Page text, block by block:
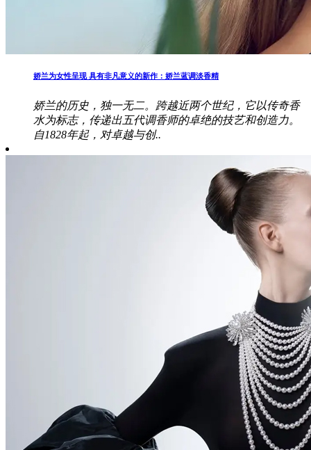
娇兰为女性呈现 具有非凡意义的新作：娇兰蓝调淡香精
娇兰的历史，独一无二。跨越近两个世纪，它以传奇香
水为标志，传递出五代调香师的卓绝的技艺和创造力。
自1828年起，对卓越与创..